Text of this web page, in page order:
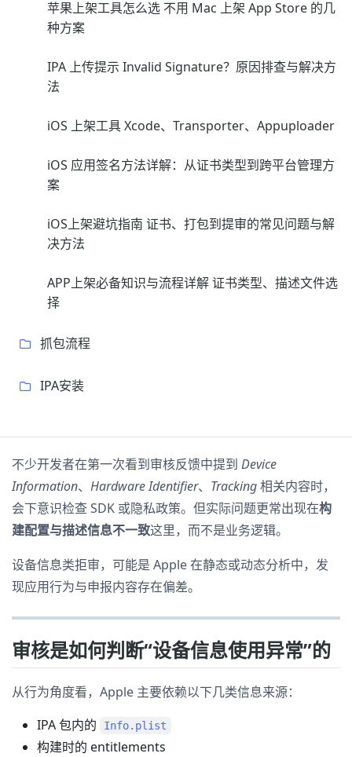
苹果上架工具怎么选 不用 Mac 上架 App Store 的几
种方案
IPA 上传提示 Invalid Signature？原因排查与解决方
法
iOS 上架工具 Xcode、Transporter、Appuploader
iOS 应用签名方法详解：从证书类型到跨平台管理方
案
iOS上架避坑指南 证书、打包到提审的常见问题与解
决方法
APP上架必备知识与流程详解 证书类型、描述文件选
择
抓包流程
IPA安装
不少开发者在第一次看到审核反馈中提到 Device
Information、 Hardware Identifier、 Tracking相关内容时，
会下意识检查 SDK 或隐私政策。但实际问题更常出现在构
建配置与描述信息不一致这里，而不是业务逻辑。
设备信息类拒审，可能是 Apple 在静态或动态分析中，发
现应用行为与申报内容存在偏差。
审核是如何判断“设备信息使用异常”的
从行为角度看，Apple 主要依赖以下几类信息来源：
IPA 包内的
Info.plist
构建时的 entitlements